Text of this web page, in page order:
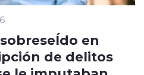
en
de delitos